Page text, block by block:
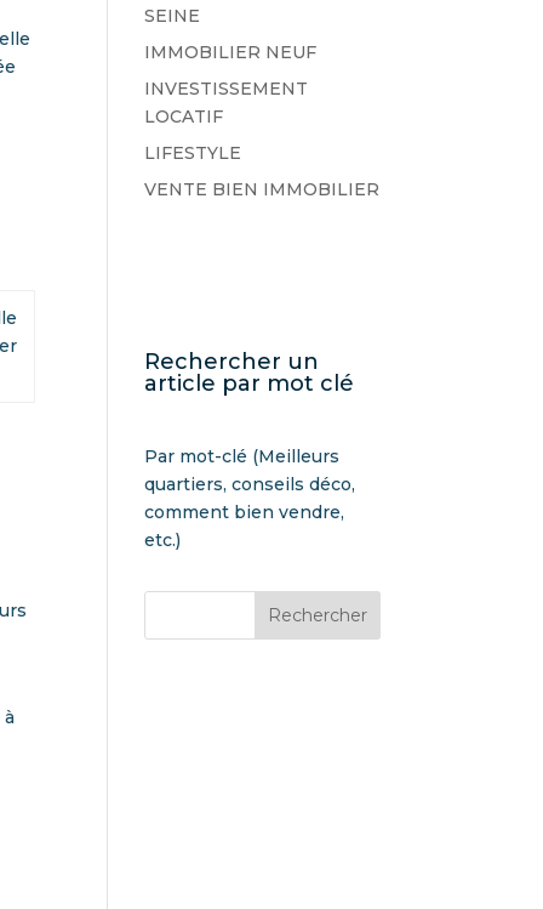
SEINE
IMMOBILIER NEUF
INVESTISSEMENT
LOCATIF
LIFESTYLE
VENTE BIEN IMMOBILIER
Rechercher un
article par mot clé
Par mot-clé (Meilleurs
quartiers, conseils déco,
comment bien vendre,
etc.)
Rechercher